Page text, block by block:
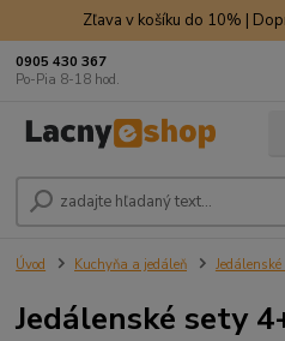
Zľava v košíku do 10% |
0905 430 367
Po-Pia 8-18 hod.
Úvod Kuchyňa a jedáleň
Jedálenské sety